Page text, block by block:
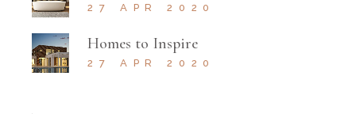
27 APR 2020
Homes to Inspire
27 APR 2020